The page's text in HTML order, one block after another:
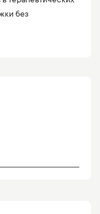
без